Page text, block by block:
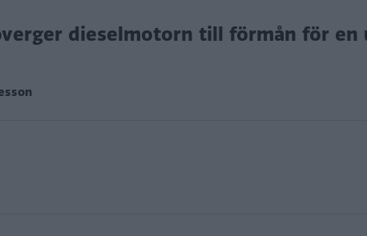
dieselmotorn till förmån för